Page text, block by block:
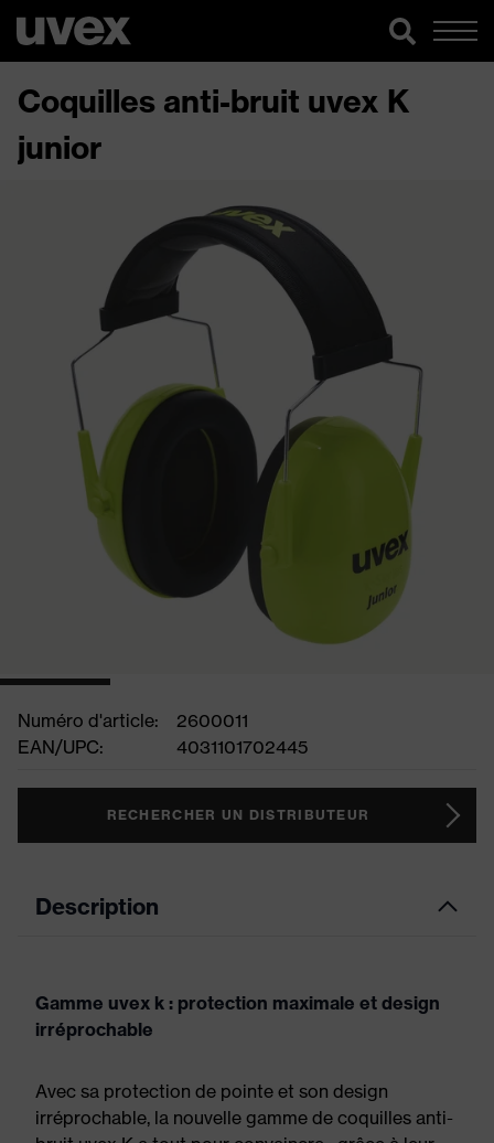
Coquilles anti-bruit uvex K
junior
Numéro d'article:
2600011
EAN/UPC:
4031101702445
RECHERCHER UN DISTRIBUTEUR
Description
Gamme uvex k : protection maximale et design
irréprochable
Avec sa protection de pointe et son design
irréprochable, la nouvelle gamme de coquilles anti-